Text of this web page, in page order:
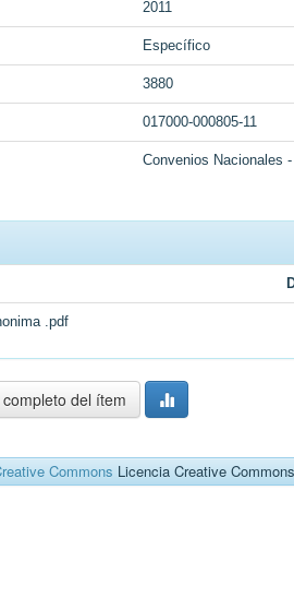
2011
Específico
3880
017000-000805-11
Convenios Nacionales
.pdf
del ítem
Commons Licencia Creative Commons